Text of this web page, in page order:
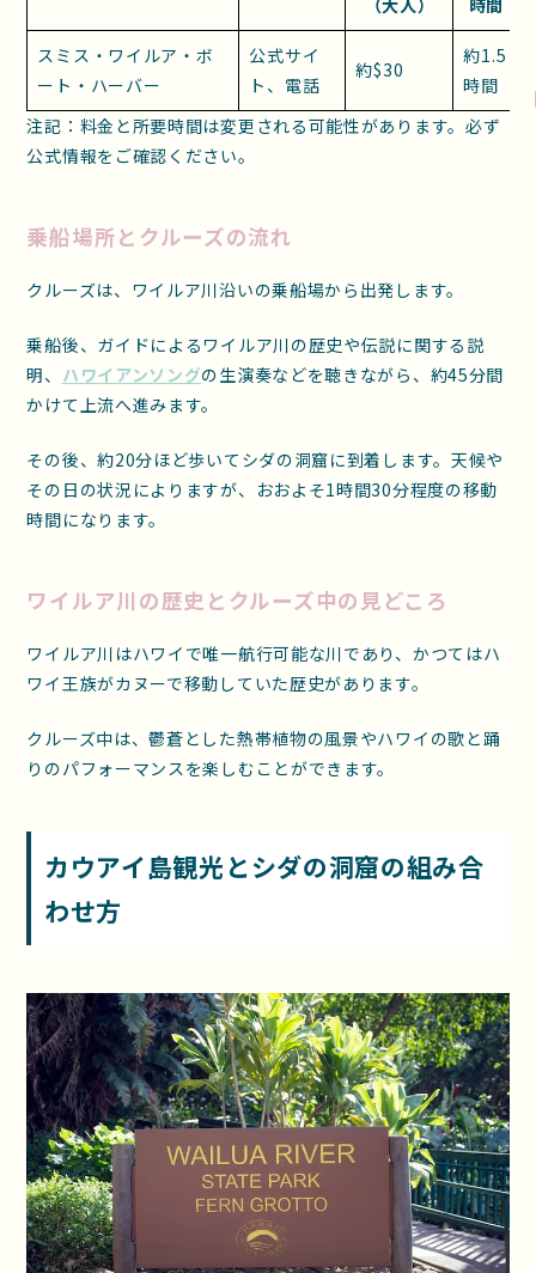
（大人） 時間
スミス・ワイルア・ボ
ート・ハーバー
公式サイ
ト、電話
約$30
約1.5
時間
注記：料金と所要時間は変更される可能性があります。必ず
公式情報をご確認ください。
乗船場所とクルーズの流れ
クルーズは、ワイルア川沿いの乗船場から出発します。
乗船後、ガイドによるワイルア川の歴史や伝説に関する説
明、 ハワイアンソングの生演奏などを聴きながら、約45分間
かけて上流へ進みます。
その後、約20分ほど歩いてシダの洞窟に到着します。天候や
その日の状況によりますが、おおよそ1時間30分程度の移動
時間になります。
ワイルア川の歴史とクルーズ中の見どころ
ワイルア川はハワイで唯一航行可能な川であり、かつてはハ
ワイ王族がカヌーで移動していた歴史があります。
クルーズ中は、鬱蒼とした熱帯植物の風景やハワイの歌と踊
りのパフォーマンスを楽しむことができます。
カウアイ島観光とシダの洞窟の組み合
わせ方